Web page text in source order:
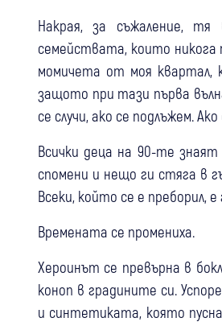
Накрая, за съжаление,
семействата, които
момичета от моя квартал,
защото при тази първа
се случи, ако се подлъжем.
Всички деца на 90-те
спомени и нещо ги стяга в
Всеки, който се е преборил,
Времената се промениха.
Хероинът се превърна в
коноп в градините си.
и синтетиката, която